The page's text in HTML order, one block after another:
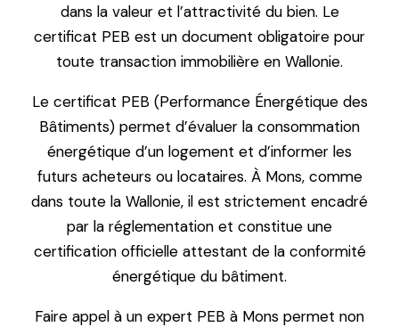
dans la valeur et l’attractivité du bien. Le
certificat PEB est un document obligatoire pour
toute transaction immobilière en Wallonie.
Le certificat PEB (Performance Énergétique des
Bâtiments) permet d’évaluer la consommation
énergétique d’un logement et d’informer les
futurs acheteurs ou locataires. À Mons, comme
dans toute la Wallonie, il est strictement encadré
par la réglementation et constitue une
certification officielle attestant de la conformité
énergétique du bâtiment.
Faire appel à un expert PEB à Mons permet non